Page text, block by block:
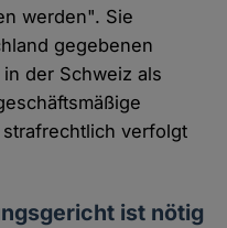
werden". Sie
gegebenen
der Schweiz als
verfolgt
ist nötig